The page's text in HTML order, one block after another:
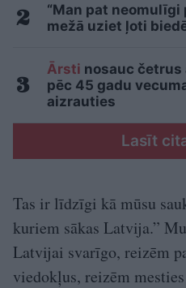
“Man pat neomulīgi
mežā uziet ļoti
Ārsti nosauc četrus
pēc 45 gadu
aizrauties
Lasīt
Tas ir līdzīgi kā mūsu
kuriem sākas Latvija.”
Latvijai svarīgo, reizēm
viedokļus, reizēm